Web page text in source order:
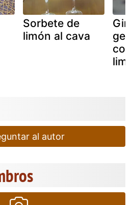
Sorbete de
limón al cava
al autor